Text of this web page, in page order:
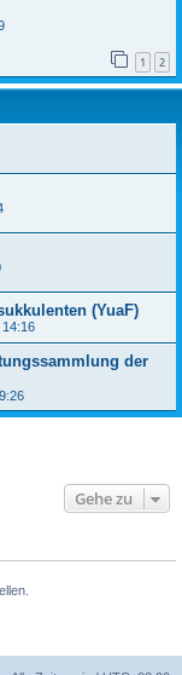
1 2
(YuaF)
14:16
der
Gehe zu